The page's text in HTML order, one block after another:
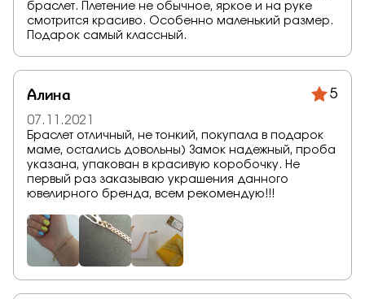
браслет. Плетение не обычное, яркое и на руке
смотрится красиво. Особенно маленький размер.
Подарок самый классный.
Алина 5
07.11.2021
Браслет отличный, не тонкий, покупала в подарок
маме, остались довольны) Замок надежный, проба
указана, упакован в красивую коробочку. Не
первый раз заказываю украшения данного
ювелирного бренда, всем рекомендую!!!